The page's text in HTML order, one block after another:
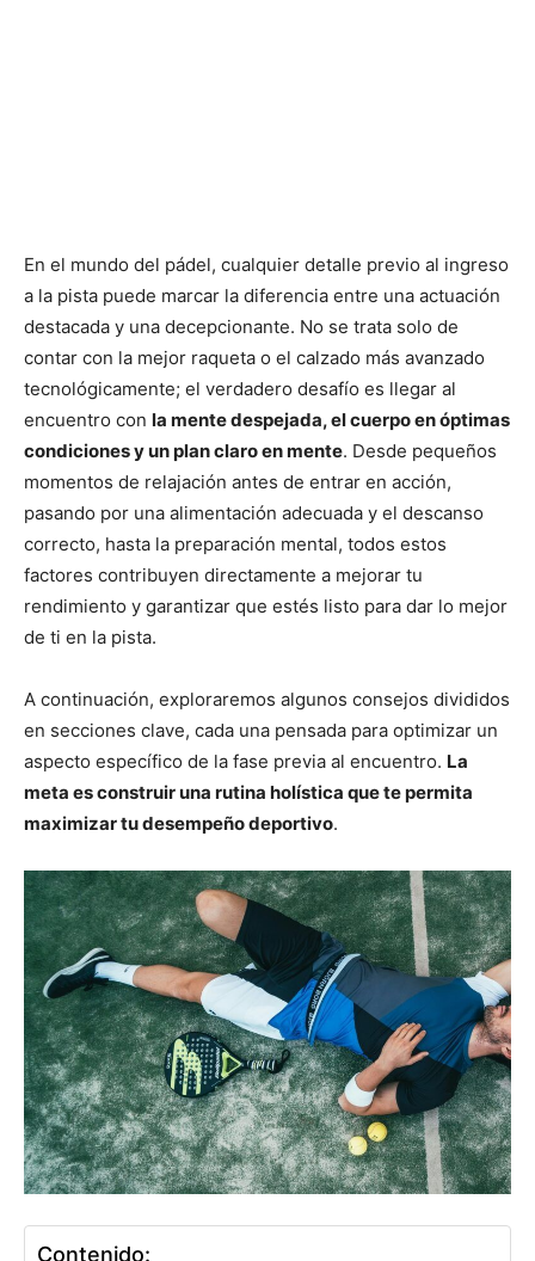
En el mundo del pádel, cualquier detalle previo al ingreso
a la pista puede marcar la diferencia entre una actuación
destacada y una decepcionante. No se trata solo de
contar con la mejor raqueta o el calzado más avanzado
tecnológicamente; el verdadero desafío es llegar al
encuentro con la mente despejada, el cuerpo en óptimas
condiciones y un plan claro en mente. Desde pequeños
momentos de relajación antes de entrar en acción,
pasando por una alimentación adecuada y el descanso
correcto, hasta la preparación mental, todos estos
factores contribuyen directamente a mejorar tu
rendimiento y garantizar que estés listo para dar lo mejor
de ti en la pista.
A continuación, exploraremos algunos consejos divididos
en secciones clave, cada una pensada para optimizar un
aspecto específico de la fase previa al encuentro. La
meta es construir una rutina holística que te permita
maximizar tu desempeño deportivo.
Contenido: